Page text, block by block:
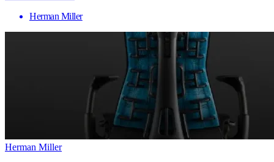
Herman Miller
Herman Miller